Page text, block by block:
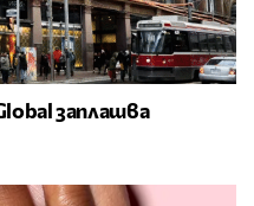
заплашва